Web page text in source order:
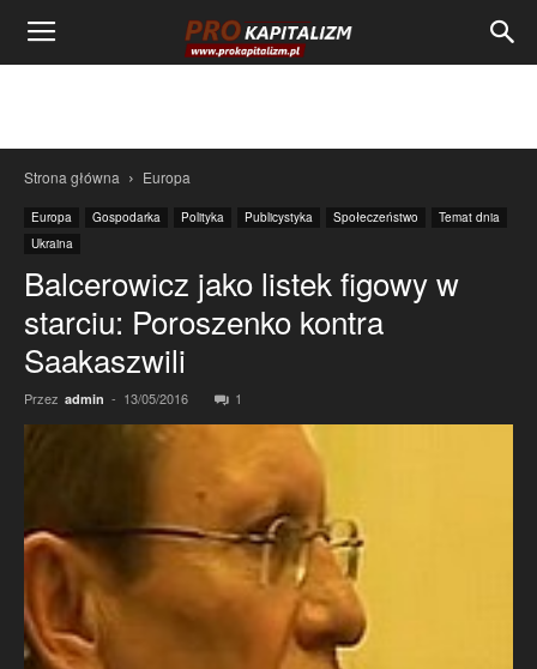
Strona główna Europa
Europa Gospodarka Polityka Publicystyka Społeczeństwo
Temat dnia
Ukraina
Balcerowicz jako listek figowy w
starciu: Poroszenko kontra
Saakaszwili
Przez admin - 13/05/2016 1